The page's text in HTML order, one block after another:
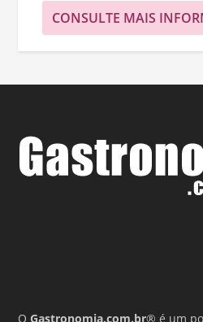
CONSULTE MAIS
OGastronomia.com.br® é um